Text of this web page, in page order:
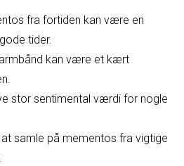
fra fortiden kan være en
tider.
kan være et kært
stor sentimental værdi for nogle
samle på mementos fra vigtige